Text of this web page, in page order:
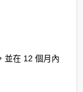
並在 12 個月內